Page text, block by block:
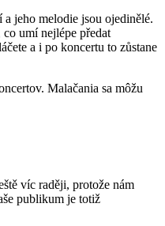
jeho melodie jsou ojedinělé.
umí nejlépe předat
a i po koncertu to zůstane
Malačania sa môžu
víc raději, protože nám
publikum je totiž